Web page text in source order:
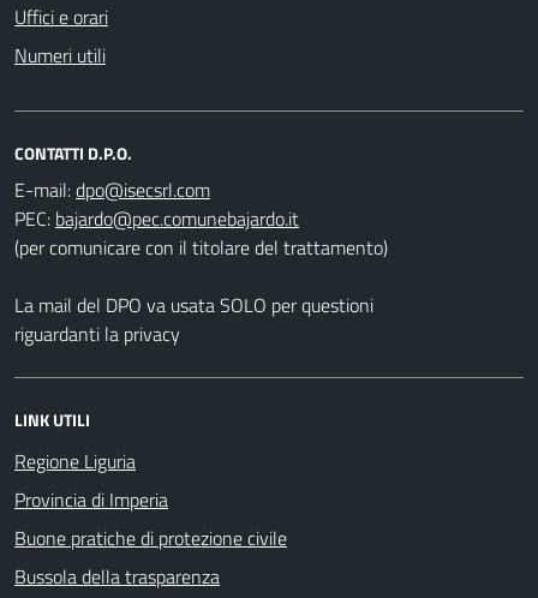
Uffici e orari
Numeri utili
CONTATTI D.P.O.
E-mail:
PEC:
(per comunicare con il titolare del trattamento)
La mail del DPO va usata SOLO per questioni
riguardanti la privacy
LINK UTILI
Regione Liguria
Provincia di Imperia
Buone pratiche di protezione civile
Bussola della trasparenza